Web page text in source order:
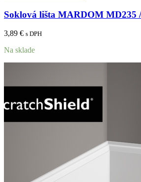
Soklová lišta MARDOM MD235
3,89 € s DPH
Na sklade